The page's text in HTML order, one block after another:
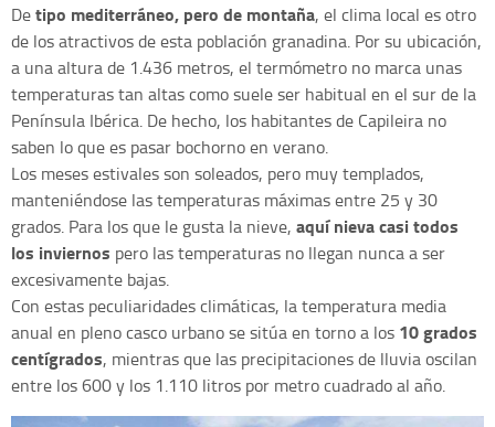
Detipo mediterráneo, pero de montaña, el clima local es otro
de los atractivos de esta población granadina. Por su ubicación,
a una altura de 1.436 metros, el termómetro no marca unas
temperaturas tan altas como suele ser habitual en el sur de la
Península Ibérica. De hecho, los habitantes de Capileira no
saben lo que es pasar bochorno en verano.
Los meses estivales son soleados, pero muy templados,
manteniéndose las temperaturas máximas entre 25 y 30
grados. Para los que le gusta la nieve, aquí nieva casi todos
los inviernos pero las temperaturas no llegan nunca a ser
excesivamente bajas.
Con estas peculiaridades climáticas, la temperatura media
anual en pleno casco urbano se sitúa en torno a los 10 grados
centígrados, mientras que las precipitaciones de lluvia oscilan
entre los 600 y los 1.110 litros por metro cuadrado al año.